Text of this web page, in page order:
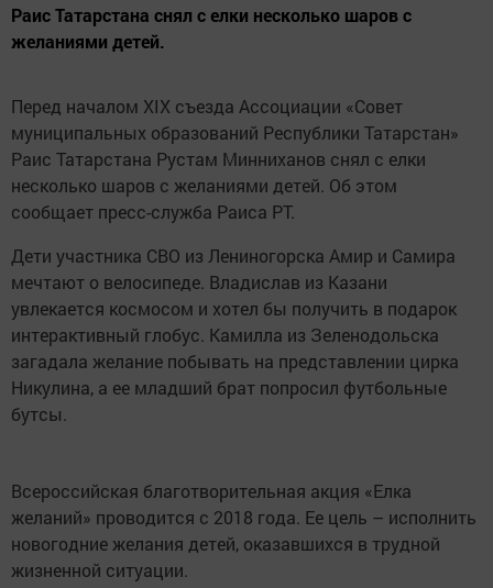
Раис Татарстана снял с елки несколько шаров с
желаниями детей.
Перед началом XIX съезда Ассоциации «Совет
муниципальных образований Республики Татарстан»
Раис Татарстана Рустам Минниханов снял с елки
несколько шаров с желаниями детей. Об этом
сообщает пресс-служба Раиса РТ.
Дети участника СВО из Лениногорска Амир и Самира
мечтают о велосипеде. Владислав из Казани
увлекается космосом и хотел бы получить в подарок
интерактивный глобус. Камилла из Зеленодольска
загадала желание побывать на представлении цирка
Никулина, а ее младший брат попросил футбольные
бутсы.
Всероссийская благотворительная акция «Елка
желаний» проводится с 2018 года. Ее цель – исполнить
новогодние желания детей, оказавшихся в трудной
жизненной ситуации.